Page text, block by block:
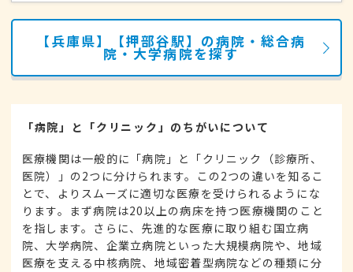
【兵庫県】【押部谷駅】の病院・総合病
院・大学病院を探す
「病院」と「クリニック」のちがいについて
医療機関は一般的に「病院」と「クリニック（診療所、
医院）」の2つに分けられます。この2つの違いを知るこ
とで、よりスムーズに適切な医療を受けられるようにな
ります。まず病院は20以上の病床を持つ医療機関のこと
を指します。さらに、先進的な医療に取り組む国立病
院、大学病院、企業立病院といった大規模病院や、地域
医療を支える中核病院、地域密着型病院などの種類に分